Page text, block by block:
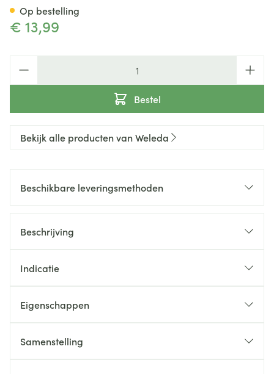
€ 13,99
Bestel
Op bestelling
Bekijk alle producten van Weleda
Beschikbare leveringsmethoden
Beschrijving
Indicatie
Eigenschappen
Samenstelling